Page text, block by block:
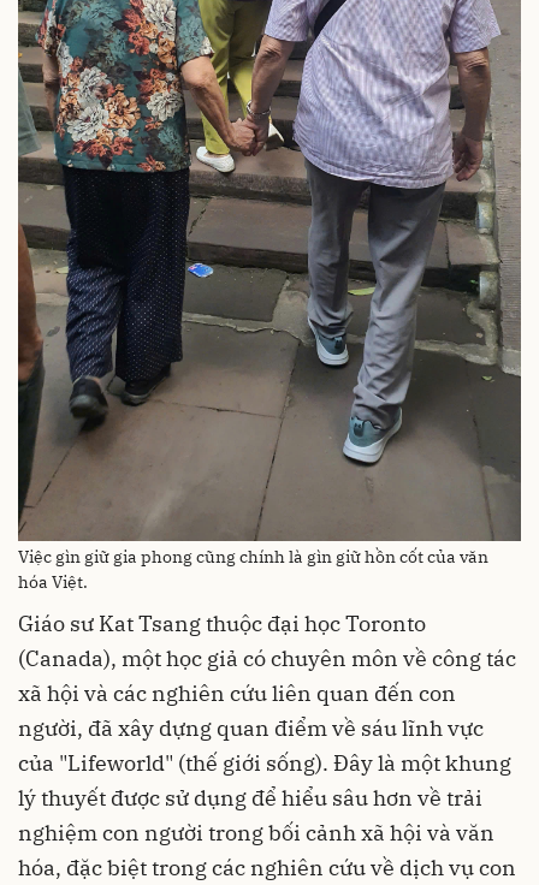
Việc gìn giữ gia phong cũng chính là gìn giữ hồn cốt của văn
hóa Việt.
Giáo sư Kat Tsang thuộc đại học Toronto
(Canada), một học giả có chuyên môn về công tác
xã hội và các nghiên cứu liên quan đến con
người, đã xây dựng quan điểm về sáu lĩnh vực
của "Lifeworld" (thế giới sống). Đây là một khung
lý thuyết được sử dụng để hiểu sâu hơn về trải
nghiệm con người trong bối cảnh xã hội và văn
hóa, đặc biệt trong các nghiên cứu về dịch vụ con